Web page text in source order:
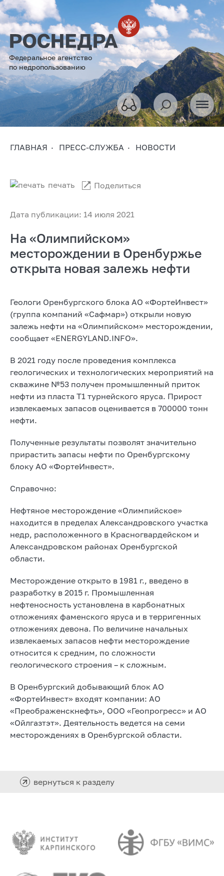
Федеральное агентство
по недропользованию
ГЛАВНАЯ ПРЕСС-СЛУЖБА НОВОСТИ
Дата публикации: 14 июля 2021
печать Поделиться
На «Олимпийском»
месторождении в Оренбуржье
открыта новая залежь нефти
Геологи Оренбургского блока АО «ФортеИнвест»
(группа компаний «Сафмар») открыли новую
залежь нефти на «Олимпийском» месторождении,
сообщает «ENERGYLAND.INFO».
В 2021 году после проведения комплекса
геологических и технологических мероприятий на
скважине №53 получен промышленный приток
нефти из пласта Т1 турнейского яруса. Прирост
извлекаемых запасов оценивается в 700000 тонн
нефти.
Полученные результаты позволят значительно
прирастить запасы нефти по Оренбургскому
блоку АО «ФортеИнвест».
Справочно:
Нефтяное месторождение «Олимпийское»
находится в пределах Александровского участка
недр, расположенного в Красногвардейском и
Александровском районах Оренбургской
области.
Месторождение открыто в 1981 г., введено в
разработку в 2015 г. Промышленная
нефтеносность установлена в карбонатных
отложениях фаменского яруса и в терригенных
отложениях девона. По величине начальных
извлекаемых запасов нефти месторождение
относится к средним, по сложности
геологического строения – к сложным.
В Оренбургский добывающий блок АО
«ФортеИнвест» входят компании: АО
«Преображенскнефть», ООО «Геопрогресс» и АО
«Ойлгазтэт». Деятельность ведется на семи
месторождениях в Оренбургской области.
вернуться к разделу